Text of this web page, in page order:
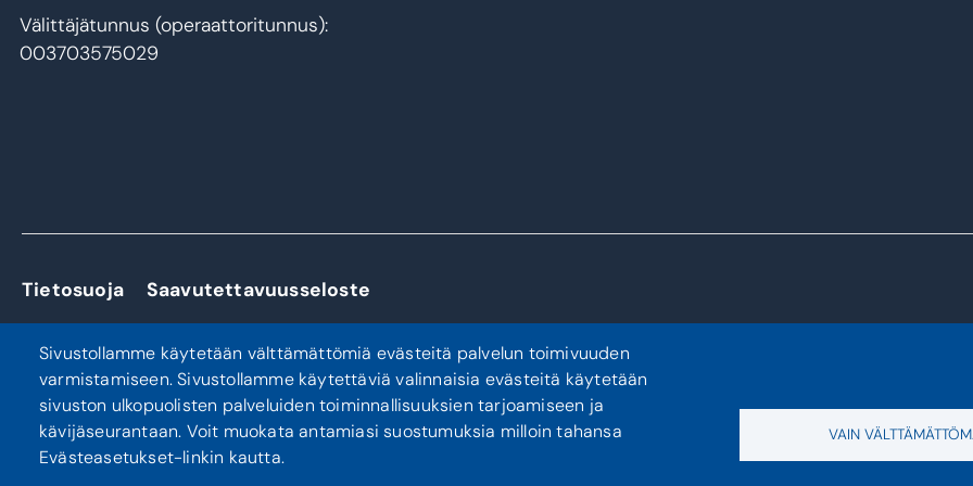
Välittäjätunnus (operaattoritunnus):
003703575029
Tietosuoja Saavutettavuusseloste
Sivustollamme käytetään välttämättömiä evästeitä palvelun toimivuuden
varmistamiseen. Sivustollamme käytettäviä valinnaisia evästeitä käytetään
sivuston ulkopuolisten palveluiden toiminnallisuuksien tarjoamiseen ja
kävijäseurantaan. Voit muokata antamiasi suostumuksia milloin tahansa
Evästeasetukset-linkin kautta.
VAIN